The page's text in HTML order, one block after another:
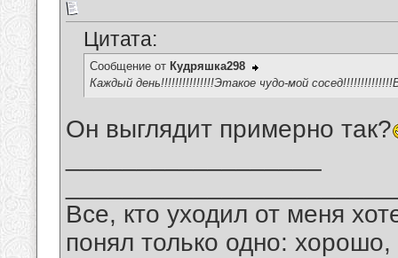
Цитата:
Сообщение от Кудряшка298
Каждый день!!!!!!!!!!!!!!!Этакое чудо-мой
Он выглядит примерно так?
Все, кто уходил от меня
понял только одно: